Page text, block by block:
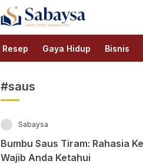
Sabaysa
Lebih Dekat Dengan Ilmu
Resep Gaya Hidup Bisnis
#saus
Sabaysa
Bumbu Saus Tiram: Rahasia
Wajib Anda Ketahui